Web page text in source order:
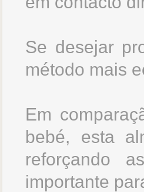
Se desejar
método mais
Em
bebé, esta
reforçando
importante